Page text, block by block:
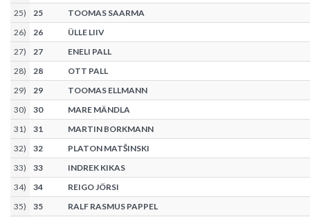
25) 25
TOOMAS SAARMA
26) 26
ÜLLE LIIV
27) 27
ENELI PALL
28) 28
OTT PALL
29) 29
TOOMAS ELLMANN
30) 30
MARE MÄNDLA
31) 31
MARTIN BORKMANN
32) 32
PLATON MATŠINSKI
33) 33
INDREK KIKAS
34) 34
REIGO JÖRSI
35) 35
RALF RASMUS PAPPEL